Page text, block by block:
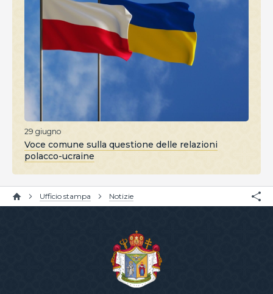
29 giugno
Voce comune sulla questione delle relazioni
polacco-ucraine
Ufficio stampa Notizie